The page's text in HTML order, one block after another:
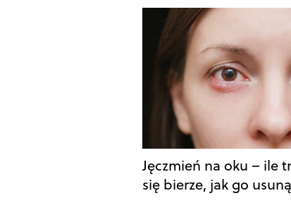
Jęczmień na oku – ile
się bierze, jak go